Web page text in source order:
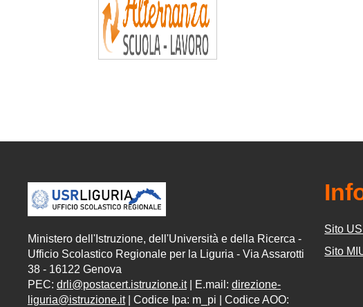
Ministero dell'Istruzione, dell'Università e della Ricerca -
Ufficio Scolastico Regionale per la Liguria - Via Assarotti
38 - 16122 Genova
PEC: drli@postacert.istruzione.it| E.mail: direzione-
liguria@istruzione.it| Codice Ipa: m_pi | Codice AOO:
Sito
Sito